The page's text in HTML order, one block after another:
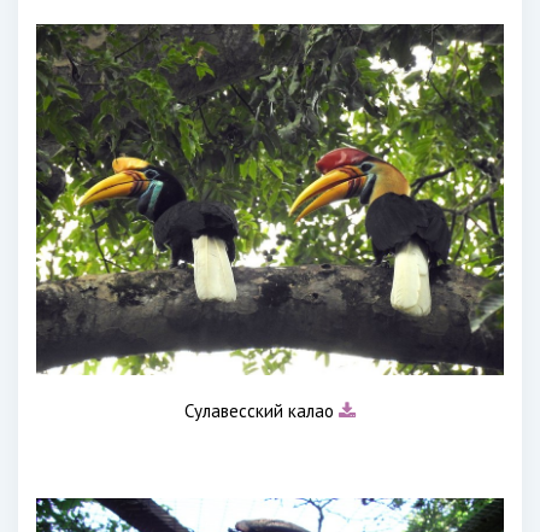
Сулавесский калао